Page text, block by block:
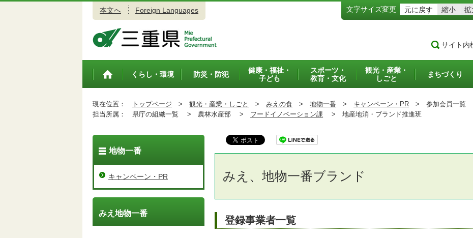
本文へ Foreign Languages 文字サイズ変更 元に戻す 縮小 拡
サイト内
トップペ
くらし・環境 防災・防犯
健康・福祉・
子ども
スポーツ・
教育・文化
観光・産業・
しごと
まちづくり
現在位置： トップページ > 観光・産業・しごと > みえの食 > 地物一番 > キャンペーン・PR > 参加会員一覧
担当所属：
県庁の組織一覧 > 農林水産部 > フードイノベーション課 > 地産地消・ブランド推進班
みえ、地物一番ブランド
登録事業者一覧
地物一番
キャンペーン・PR
みえ地物一番